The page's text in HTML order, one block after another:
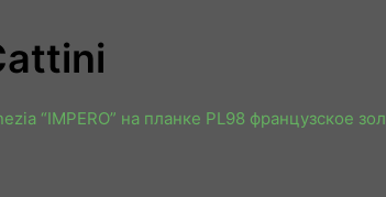
“IMPERO” на планке PL98 французcкое